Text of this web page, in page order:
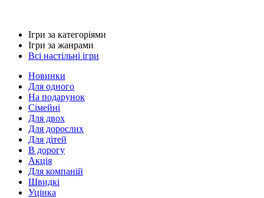
Ігри за категоріями
Ігри за жанрами
Всі настільні ігри
Новинки
Для одного
На подарунок
Сімейні
Для двох
Для дорослих
Для дітей
В дорогу
Акція
Для компаній
Швидкі
Уцінка